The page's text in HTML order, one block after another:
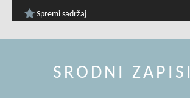
Spremi sadržaj
SRODNI ZAPISI